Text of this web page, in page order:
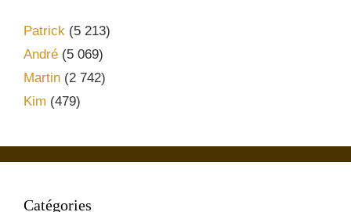
Patrick (5 213)
André (5 069)
Martin (2 742)
Kim (479)
Catégories